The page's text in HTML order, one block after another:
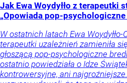
Jak Ewa Woydyłło z terapeutki
„Opowiada pop-psychologiczne
W ostatnich latach Ewa
terapeutki uzależnień zamieniła
głoszącą pop-psychologiczne
ostatnio powiedziała o Idze
kontrowersyjne, ani